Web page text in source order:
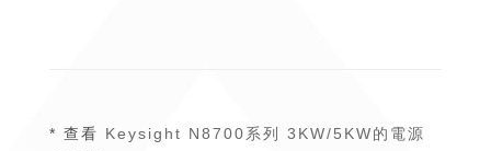
* 查看 Keysight N8700系列 3KW/5KW的電源